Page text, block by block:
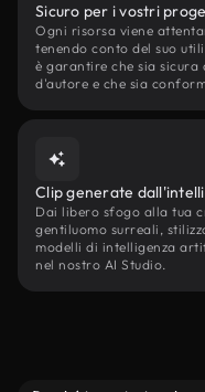
Sicuro per i vostri
Ogni risorsa viene
tenendo conto del suo
è garantire che sia
d'autore e che sia
Clip generate
Dai libero sfogo alla tua
gentiluomo surreali,
modelli di intelligenza
nel nostro AI Studio.